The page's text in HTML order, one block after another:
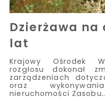
Dzierżawa
lat
Krajowy Ośrodek
rozgłosu dokonał
zarządzeniach
oraz
nieruchomości